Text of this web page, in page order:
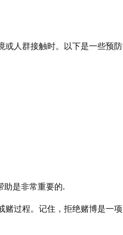
人群接触时。以下是一些预防
助是非常重要的.
过程。记住，拒绝赌博是一